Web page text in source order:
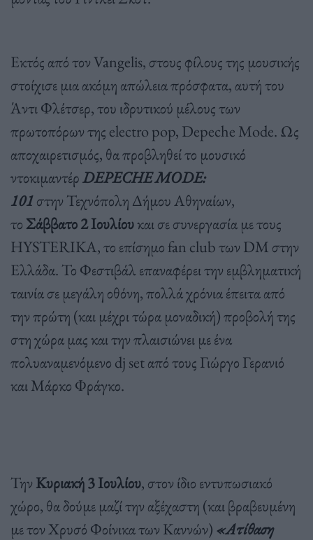
Εκτός από τον Vangelis, στους φίλους της μουσικής
στοίχισε μια ακόμη απώλεια πρόσφατα, αυτή του
Άντι Φλέτσερ, του ιδρυτικού μέλους των
πρωτοπόρων της electro pop, Depeche Mode. Ως
αποχαιρετισμός, θα προβληθεί το μουσικό
ντοκιμαντέρDEPECHE MODE:
101στην Τεχνόπολη Δήμου Αθηναίων,
το Σάββατο 2 Ιουλίουκαι σε συνεργασία με τους
HYSTERIKA, το επίσημο fan club των DM στην
Ελλάδα. Το Φεστιβάλ επαναφέρει την εμβληματική
ταινία σε μεγάλη οθόνη, πολλά χρόνια έπειτα από
την πρώτη (και μέχρι τώρα μοναδική) προβολή της
στη χώρα μας και την πλαισιώνει με ένα
πολυαναμενόμενο dj set από τους Γιώργο Γερανιό
και Μάρκο Φράγκο.
Την Κυριακή 3 Ιουλίου, στον ίδιο εντυπωσιακό
χώρο, θα δούμε μαζί την αξέχαστη (και βραβευμένη
με τον Χρυσό Φοίνικα των Καννών) «Ατίθαση